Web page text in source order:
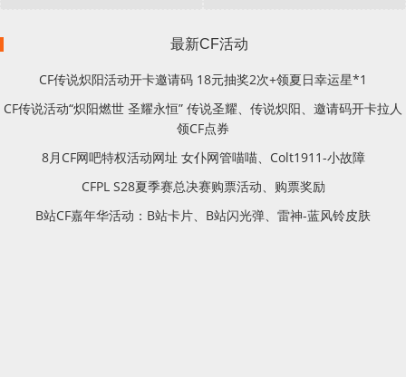
最新CF活动
CF传说炽阳活动开卡邀请码 18元抽奖2次+领夏日幸运星*1
CF传说活动“炽阳燃世 圣耀永恒” 传说圣耀、传说炽阳、邀请码开卡拉人
领CF点券
8月CF网吧特权活动网址 女仆网管喵喵、Colt1911-小故障
CFPL S28夏季赛总决赛购票活动、购票奖励
B站CF嘉年华活动：B站卡片、B站闪光弹、雷神-蓝风铃皮肤